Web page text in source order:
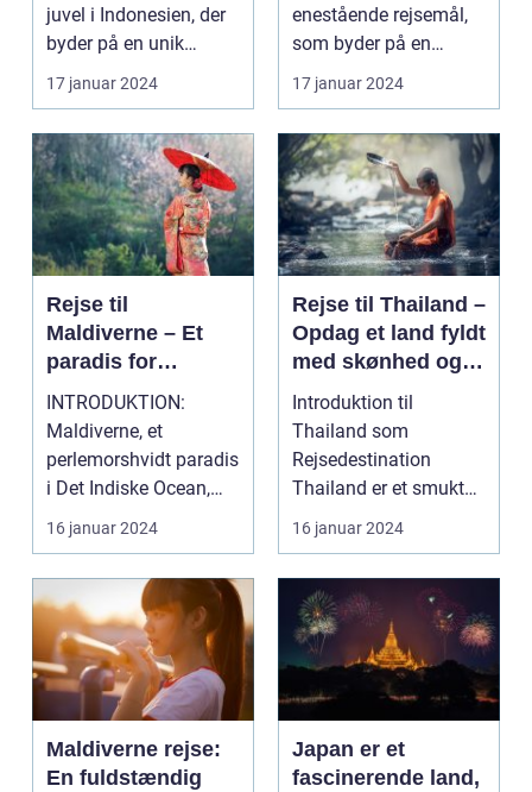
juvel i Indonesien, der
byder på en unik
rejseoplevelse fyldt
m...
17 januar 2024
enestående rejsemål,
som byder på en
udfordrende blanding
af t...
17 januar 2024
Rejse til
Maldiverne – Et
paradis for
eventyrlystne
rejsende
INTRODUKTION:
Maldiverne, et
perlemorshvidt paradis
i Det Indiske Ocean,
har længe været en
drømmede...
16 januar 2024
Rejse til Thailand –
Opdag et land fyldt
med skønhed og
kultur
Introduktion til
Thailand som
Rejsedestination
Thailand er et smukt
og fascinerende land
beliggende...
16 januar 2024
Maldiverne rejse:
En fuldstændig
Japan er et
fascinerende land,